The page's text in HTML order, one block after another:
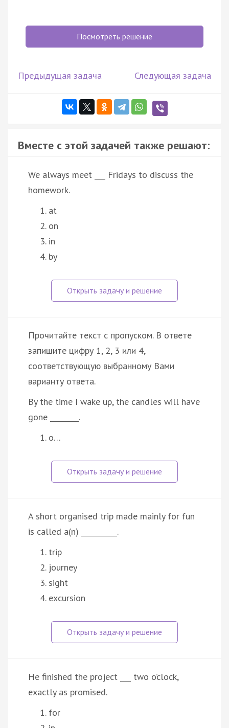
Посмотреть решение
Предыдущая задача Следующая задача
Вместе с этой задачей также решают:
We always meet ___ Fridays to discuss the
homework.
at
on
in
by
Прочитайте текст с пропуском. В ответе
запишите цифру 1, 2, 3 или 4,
соответствующую выбранному Вами
варианту ответа.
By the time I wake up, the candles will have
gone ________.
o…
A short organised trip made mainly for fun
is called a(n) __________.
trip
journey
sight
excursion
He finished the project ___ two o’clock,
exactly as promised.
for